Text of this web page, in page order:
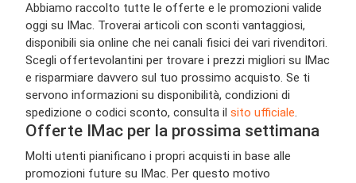
Abbiamo raccolto tutte le offerte e le promozioni valide
oggi su IMac. Troverai articoli con sconti vantaggiosi,
disponibili sia online che nei canali fisici dei vari rivenditori.
Scegli offertevolantini per trovare i prezzi migliori su IMac
e risparmiare davvero sul tuo prossimo acquisto. Se ti
servono informazioni su disponibilità, condizioni di
spedizione o codici sconto, consulta il sito ufficiale.
Offerte IMac per la prossima settimana
Molti utenti pianificano i propri acquisti in base alle
promozioni future su IMac. Per questo motivo